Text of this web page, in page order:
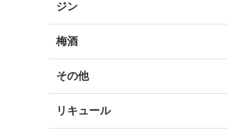
ジン
梅酒
その他
リキュール